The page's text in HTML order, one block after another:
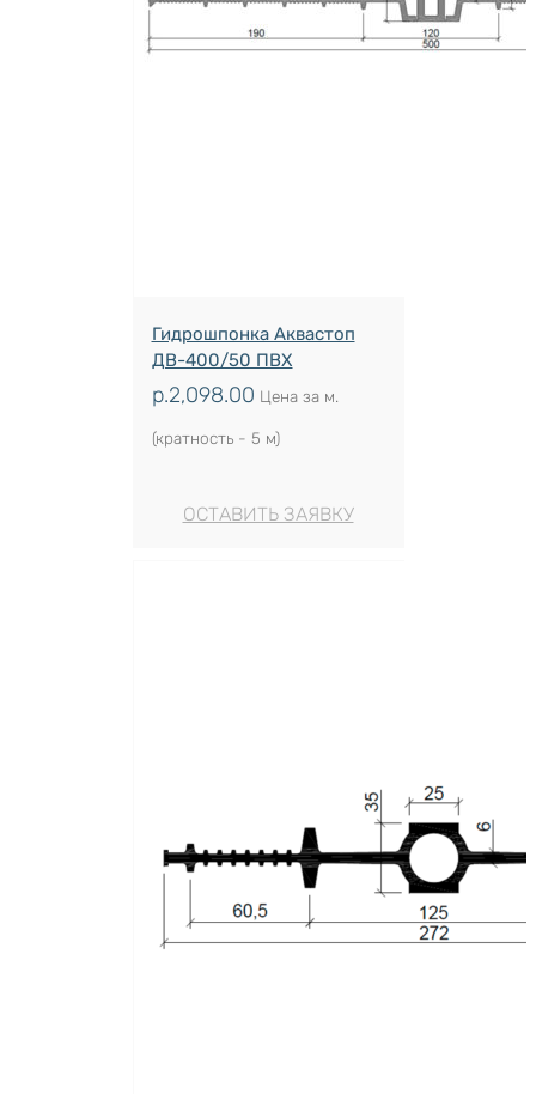
Гидрошпонка Аквастоп
ДВ-400/50 ПВХ
р.2,098.00 Цена за м.
(кратность - 5 м)
ОСТАВИТЬ ЗАЯВКУ